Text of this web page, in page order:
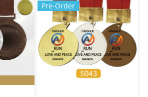
Pre-Order